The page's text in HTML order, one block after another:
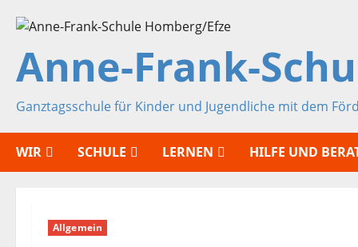
Inhalt
springen
Anne-Frank-
Ganztagsschule für Kinder und Jugendliche mit dem
WIR SCHULE LERNEN HILFE UND
Allgemein